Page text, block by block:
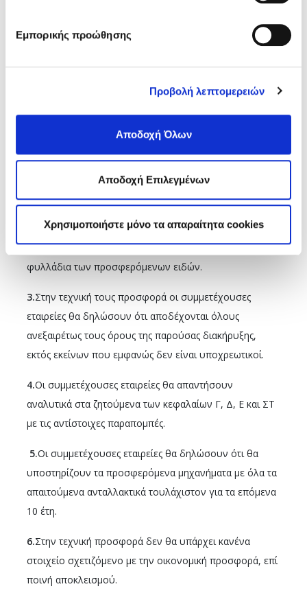
Εμπορικής προώθησης
Προβολή λεπτομερειών
Αποδοχή Όλων
Αποδοχή Επιλεγμένων
Χρησιμοποιήστε μόνο τα απαραίτητα cookies
είναι εντός 60 ημερών από την παραλαβή των
ΤΕΧΝΙΚΗΣ ΠΡΟΣΦΟΡΑΣ
1.Δικαίωμα συμμετοχής έχουν οι εταιρείες εμπορίας
ειδών & ιατρικών μηχανημάτων.
2.Στην τεχνική προσφορά οι συμμετέχουσες εταιρείες
θα καταθέσουν ένα σύντομο προφίλ της εταιρείας τους,
ενδεικτικό πελατολόγιο καθώς και αναλυτικά τεχνικά
φυλλάδια των προσφερόμενων ειδών.
3.Στην τεχνική τους προσφορά οι συμμετέχουσες
εταιρείες θα δηλώσουν ότι αποδέχονται όλους
ανεξαιρέτως τους όρους της παρούσας διακήρυξης,
εκτός εκείνων που εμφανώς δεν είναι υποχρεωτικοί.
4.Οι συμμετέχουσες εταιρείες θα απαντήσουν
αναλυτικά στα ζητούμενα των κεφαλαίων Γ, Δ, Ε και ΣΤ
με τις αντίστοιχες παραπομπές.
5.Οι συμμετέχουσες εταιρείες θα δηλώσουν ότι θα
υποστηρίζουν τα προσφερόμενα μηχανήματα με όλα τα
απαιτούμενα ανταλλακτικά τουλάχιστον για τα επόμενα
10 έτη.
6.Στην τεχνική προσφορά δεν θα υπάρχει κανένα
στοιχείο σχετιζόμενο με την οικονομική προσφορά, επί
ποινή αποκλεισμού.